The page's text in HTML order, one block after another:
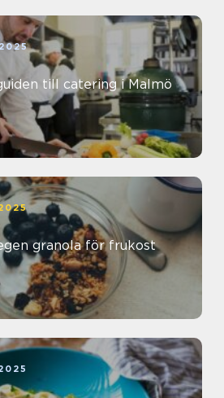
till catering i Malmö
granola för frukost